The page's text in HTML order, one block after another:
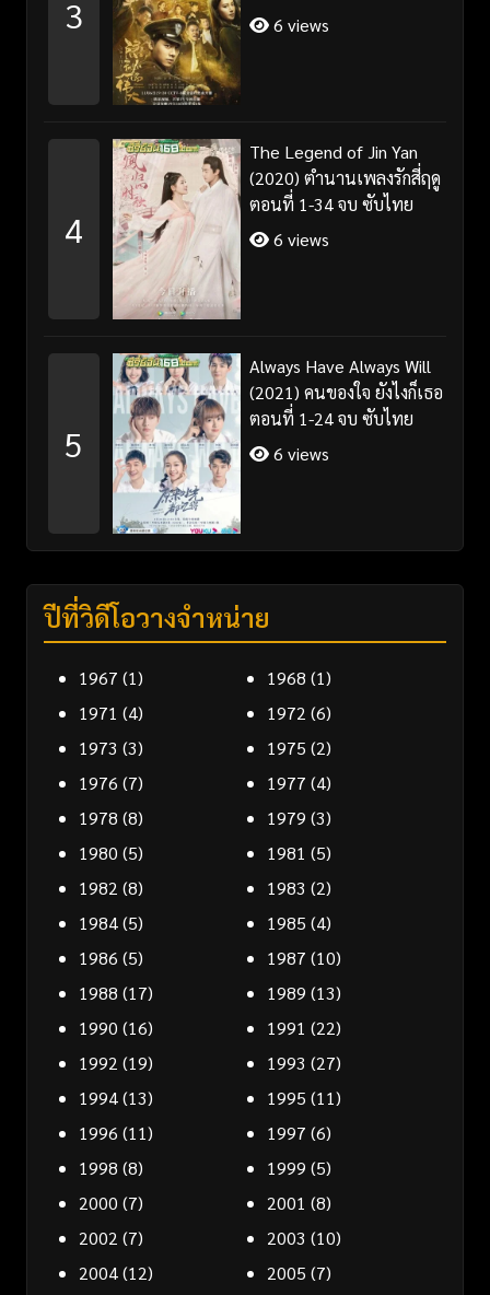
3
6 views
4
The Legend of Jin Yan
(2020) ตำนานเพลงรักสี่ฤดู
ตอนที่ 1-34 จบ ซับไทย
6 views
5
Always Have Always Will
(2021) คนของใจ ยังไงก็เธอ
ตอนที่ 1-24 จบ ซับไทย
6 views
ปีที่วิดีโอวางจำหน่าย
1967 (1) 1968 (1)
1971 (4) 1972 (6)
1973 (3) 1975 (2)
1976 (7) 1977 (4)
1978 (8) 1979 (3)
1980 (5) 1981 (5)
1982 (8) 1983 (2)
1984(5) 1985 (4)
1986 (5) 1987 (10)
1988 (17) 1989 (13)
1990 (16) 1991 (22)
1992 (19) 1993 (27)
1994(13) 1995 (11)
1996 (11) 1997 (6)
1998 (8) 1999 (5)
2000 (7) 2001 (8)
2002 (7) 2003 (10)
2004(12) 2005 (7)